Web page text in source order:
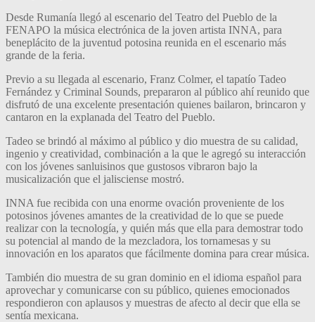
Desde Rumanía llegó al escenario del Teatro del Pueblo de la
FENAPO la música electrónica de la joven artista INNA, para
beneplácito de la juventud potosina reunida en el escenario más
grande de la feria.
Previo a su llegada al escenario, Franz Colmer, el tapatío Tadeo
Fernández y Criminal Sounds, prepararon al público ahí reunido que
disfrutó de una excelente presentación quienes bailaron, brincaron y
cantaron en la explanada del Teatro del Pueblo.
Tadeo se brindó al máximo al público y dio muestra de su calidad,
ingenio y creatividad, combinación a la que le agregó su interacción
con los jóvenes sanluisinos que gustosos vibraron bajo la
musicalización que el jalisciense mostró.
INNA fue recibida con una enorme ovación proveniente de los
potosinos jóvenes amantes de la creatividad de lo que se puede
realizar con la tecnología, y quién más que ella para demostrar todo
su potencial al mando de la mezcladora, los tornamesas y su
innovación en los aparatos que fácilmente domina para crear música.
También dio muestra de su gran dominio en el idioma español para
aprovechar y comunicarse con su público, quienes emocionados
respondieron con aplausos y muestras de afecto al decir que ella se
sentía mexicana.